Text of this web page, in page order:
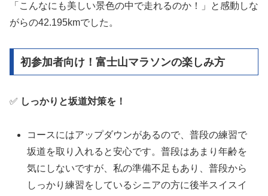
「こんなにも美しい景色の中で走れるのか！」と感動しな
がらの42.195kmでした。
初参加者向け！富士山マラソンの楽しみ方
✅ しっかりと坂道対策を！
コースにはアップダウンがあるので、普段の練習で
坂道を取り入れると安心です。普段はあまり年齢を
気にしないですが、私の準備不足もあり、普段から
しっかり練習をしているシニアの方に後半スイスイ